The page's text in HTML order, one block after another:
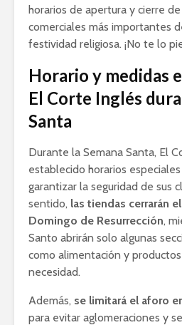
horarios de apertura y cierre
comerciales más importantes
festividad religiosa. ¡No te lo
Horario y medidas
El Corte Inglés
Santa
Durante la Semana Santa, El
establecido horarios
garantizar la seguridad de sus
sentido, las tiendas cerrarán
Domingo de Resurrección,
Santo abrirán solo algunas
como alimentación y
necesidad.
Además, se limitará el aforo
para evitar aglomeraciones y